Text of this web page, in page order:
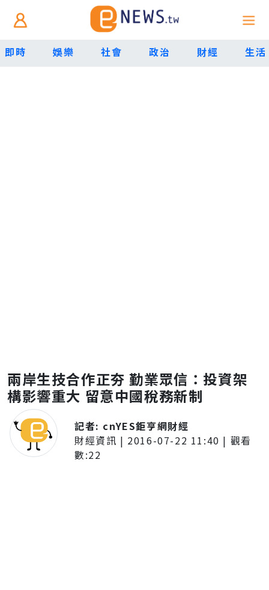
即時 娛樂 社會 政治 財經 生活
兩岸生技合作正夯 勤業眾信：投資架
構影響重大 留意中國稅務新制
記者: cnYES鉅亨網財經
財經資訊 | 2016-07-22 11:40 | 觀看
數:22